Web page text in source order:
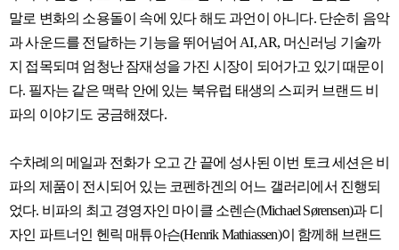
말로 변화의 소용돌이 속에 있다 해도 과언이 아니다. 단순히 음악
과 사운드를 전달하는 기능을 뛰어넘어 AI, AR, 머신러닝 기술까
지 접목되며 엄청난 잠재성을 가진 시장이 되어가고 있기 때문이
다. 필자는 같은 맥락 안에 있는 북유럽 태생의 스피커 브랜드 비
파의 이야기도 궁금해졌다.
수차례의 메일과 전화가 오고 간 끝에 성사된 이번 토크 세션은 비
파의 제품이 전시되어 있는 코펜하겐의 어느 갤러리에서 진행되
었다. 비파의 최고 경영자인 마이클 소렌슨(Michael Sørensen)과 디
자인 파트너인 헨릭 매튜아슨(Henrik Mathiassen)이 함께해 브랜드